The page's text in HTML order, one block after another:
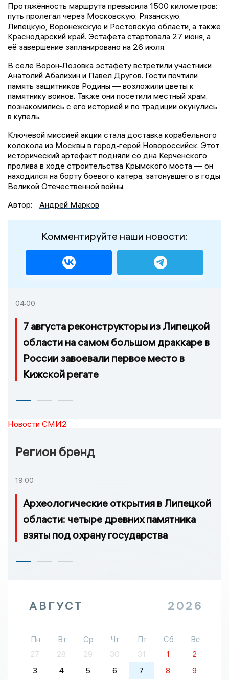
Протяжённость маршрута превысила 1500 километров:
путь пролегал через Московскую, Рязанскую,
Липецкую, Воронежскую и Ростовскую области, а также
Краснодарский край. Эстафета стартовала 27 июня, а
её завершение запланировано на 26 июля.
В селе Ворон‑Лозовка эстафету встретили участники
Анатолий Абалихин и Павел Другов. Гости почтили
память защитников Родины — возложили цветы к
памятнику воинов. Также они посетили местный храм,
познакомились с его историей и по традиции окунулись
в купель.
Ключевой миссией акции стала доставка корабельного
колокола из Москвы в город‑герой Новороссийск. Этот
исторический артефакт подняли со дна Керченского
пролива в ходе строительства Крымского моста — он
находился на борту боевого катера, затонувшего в годы
Великой Отечественной войны.
Автор:
Андрей Марков
Комментируйте наши новости:
04:00
7 августа реконструкторы из Липецкой
области на самом большом драккаре в
России завоевали первое место в
Кижской регате
Новости СМИ2
Регион бренд
19:00
Археологические открытия в Липецкой
области: четыре древних памятника
взяты под охрану государства
АВГУСТ 2026
Пн Вт Ср Чт Пт Сб
Вс
27
28 29 30 31 1
2
3
4 5 6 7 8
9